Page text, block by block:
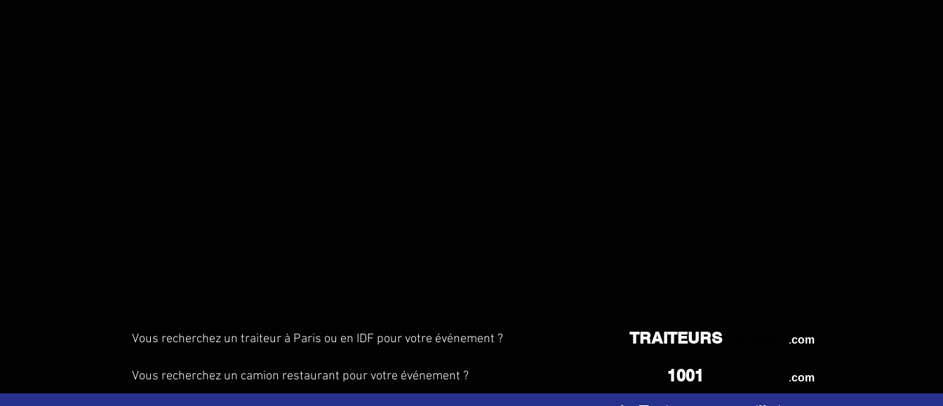
Vous recherchez un traiteur à Paris ou en IDF pour votre événement ? TRAITEURS .com
Vous recherchez un camion restaurant pour votre événement ? 1001 .com